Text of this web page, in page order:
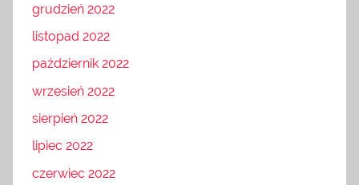
grudzień 2022
listopad 2022
październik 2022
wrzesień 2022
sierpień 2022
lipiec 2022
czerwiec 2022